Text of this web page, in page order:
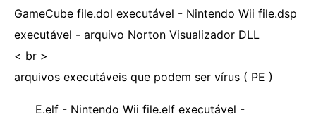
GameCube file.dol executável - Nintendo Wii file.dsp
executável - arquivo Norton Visualizador DLL
< br >
arquivos executáveis ​​que podem ser vírus ( PE )
E.elf - Nintendo Wii file.elf executável -